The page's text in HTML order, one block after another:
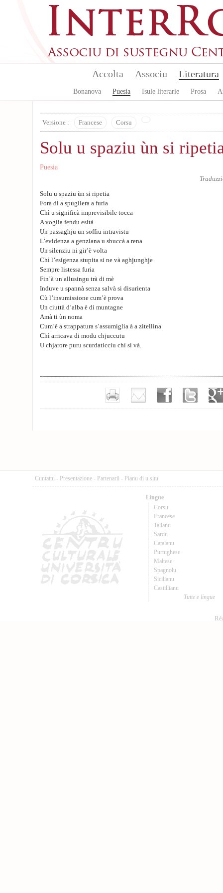
Accolta Associu Literatura
Bonanova Puesia Isule literarie Prosa
Versione : Francese Corsu
Solu u spaziu ùn si
Puesia
Solu u spaziu ùn si ripetia
Fora di a spugliera a furia
Chì u significà imprevisibile tocca
A voglia fendu esità
Un passaghju un soffiu intravistu
L’evidenza a genziana u sbuccà a rena
Un silenziu ni gir’è volta
Chì l’esigenza stupita si ne và aghjunghje
Sempre listessa furia
Fin’à un allusingu trà di mè
Induve u spannà senza salvà si disurienta
Cù l’insumissione cum’è prova
Un ciuttà d’alba è di muntagne
Amà ti ùn noma
Cum’è a strappatura s’assumiglia à a zitellina
Chì arricava di modu chjuccutu
U chjarore puru scurdaticciu chì si và.
Cuntattu - Presentazione - Partenarii - Pianu di u situ
Lingue
Corsu
Francese
Talianu
Sardu
Catalanu
Purtughese
Maltese
Spagnolu
Sicilianu
Castillianu
Tutte e lingue